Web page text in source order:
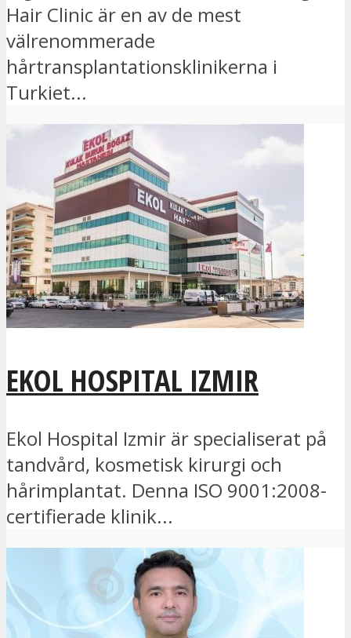
Hair Clinic är en av de mest
välrenommerade
hårtransplantationsklinikerna i
Turkiet...
EKOL HOSPITAL IZMIR
Ekol Hospital Izmir är specialiserat på
tandvård, kosmetisk kirurgi och
hårimplantat. Denna ISO 9001:2008-
certifierade klinik...